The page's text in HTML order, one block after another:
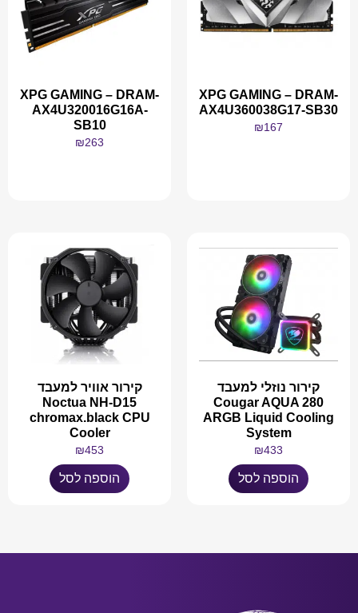
XPG GAMING – DRAM-
AX4U360038G17-SB30
₪167
XPG GAMING – DRAM-
AX4U320016G16A-
SB10
₪263
קירור נוזלי למעבד
Cougar AQUA 280
ARGB Liquid Cooling
System
₪433
הוספה לסל
קירור אוויר למעבד
Noctua NH-D15
chromax.black CPU
Cooler
₪453
הוספה לסל